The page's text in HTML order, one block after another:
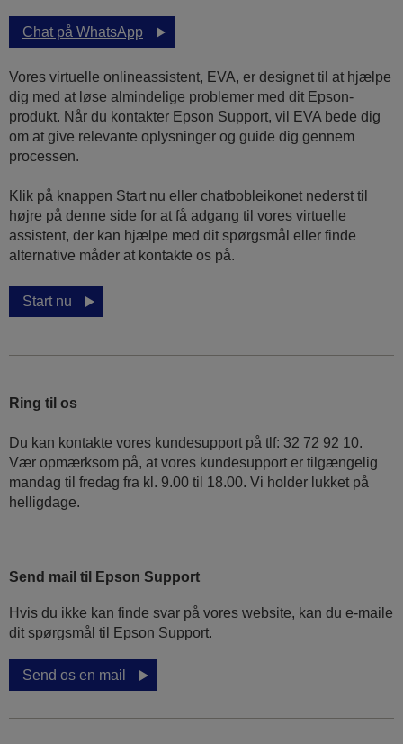
Chat på WhatsApp
Vores virtuelle onlineassistent, EVA, er designet til at hjælpe
dig med at løse almindelige problemer med dit Epson-
produkt. Når du kontakter Epson Support, vil EVA bede dig
om at give relevante oplysninger og guide dig gennem
processen.
Klik på knappen Start nu eller chatbobleikonet nederst til
højre på denne side for at få adgang til vores virtuelle
assistent, der kan hjælpe med dit spørgsmål eller finde
alternative måder at kontakte os på.
Start nu
Ring til os
Du kan kontakte vores kundesupport på tlf: 32 72 92 10.
Vær opmærksom på, at vores kundesupport er tilgængelig
mandag til fredag ​​fra kl. 9.00 til 18.00. Vi holder lukket på
helligdage.
Send mail til Epson Support
Hvis du ikke kan finde svar på vores website, kan du e-maile
dit spørgsmål til Epson Support.
Send os en mail